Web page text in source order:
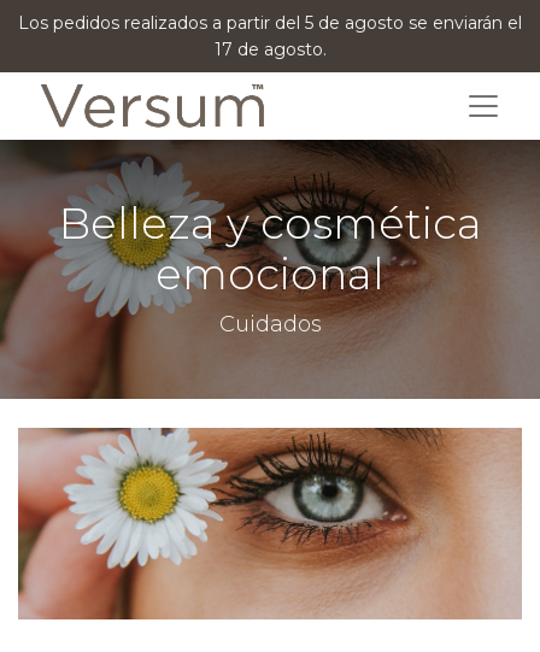
Los pedidos realizados a partir del 5 de agosto se enviarán el
17 de agosto.
Belleza y cosmética
emocional
Cuidados